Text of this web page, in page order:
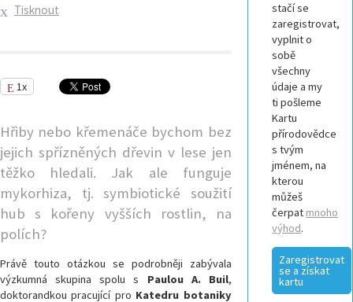
Tisknout
1x
Hřiby nebo křemenáče bychom bez
jejich spřízněných dřevin v lese jen
těžko hledali. Jak ale funguje
mykorhiza, tj. symbiotické soužití
hub s kořeny vyšších rostlin, na
polích?
Právě touto otázkou se podrobněji zabývala
výzkumná skupina spolu s Paulou A. Buil,
doktorandkou pracující pro Katedru botaniky
stačí se
zaregistrovat,
vyplnit o
sobě
všechny
údaje a my
ti pošleme
Kartu
přírodovědce
s tvým
jménem, na
kterou
můžeš
čerpat mnoho
výhod.
Zaregistrovat
se a získat
kartu